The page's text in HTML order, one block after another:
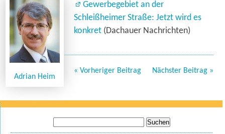
Adrian Heim
Gewerbegebiet an der
Schleißheimer Straße: Jetzt wird es
konkret (Dachauer Nachrichten)
« Vorheriger Beitrag Nächster Beitrag »
nach: